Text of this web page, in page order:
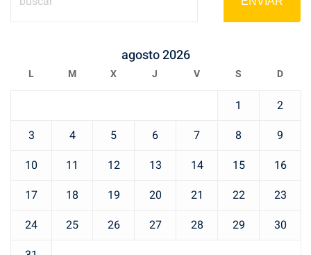
agosto 2026
L M X J V S D
1
2
3
4 5 6 7 8
9
10
11 12 13 14 15
16
17
18 19 20 21 22
23
24
25 26 27 28 29
30